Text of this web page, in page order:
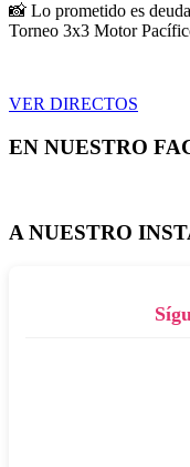
📸 Lo prometido es
Torneo 3x3 Motor
VER DIRECTOS
EN NUESTRO
A NUESTRO